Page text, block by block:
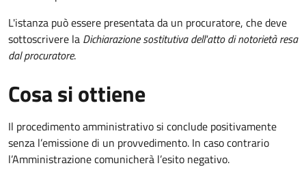
L'istanza può essere presentata da un procuratore, che deve
sottoscrivere la Dichiarazione sostitutiva dell'atto di notorietà resa
dal procuratore.
Cosa si ottiene
Il procedimento amministrativo si conclude positivamente
senza l’emissione di un provvedimento. In caso contrario
l’Amministrazione comunicherà l’esito negativo.